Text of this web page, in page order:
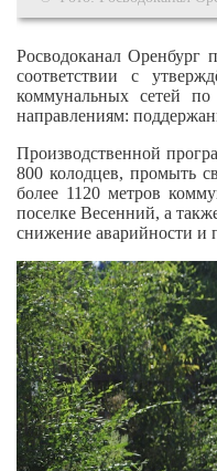
Росводоканал Оренбург
соответствии с
коммунальных сетей
направлениям:
Производственной
800 колодцев, промыть
более 1120 метров
поселке Весенний, а
снижение аварийности и